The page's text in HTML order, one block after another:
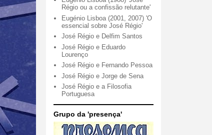
Régio ou a confissão relutante'
Eugénio Lisboa (2001, 2007) 'O
essencial sobre José Régio'
José Régio e Delfim Santos
José Régio e Eduardo
Lourenço
José Régio e Fernando Pessoa
José Régio e Jorge de Sena
José Régio e a Filosofia
Portuguesa
Grupo da 'presença'